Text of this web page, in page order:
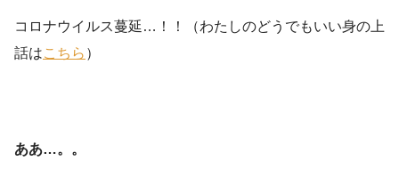
コロナウイルス蔓延…！！（わたしのどうでもいい身の上
話はこちら ）
ああ…。。